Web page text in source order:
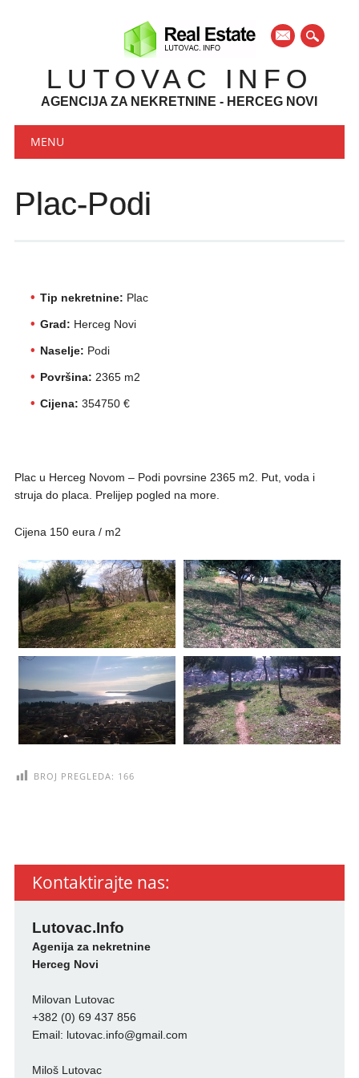
mail
LUTOVAC INFO
AGENCIJA ZA NEKRETNINE - HERCEG NOVI
Main menu
MENU
Plac-Podi
Tip nekretnine: Plac
Grad: Herceg Novi
Naselje: Podi
Površina: 2365 m2
Cijena: 354750 €
Plac u Herceg Novom – Podi povrsine 2365 m2. Put, voda i
struja do placa. Prelijep pogled na more.
Cijena 150 eura / m2
BROJ PREGLEDA: 166
Kontaktirajte nas:
Lutovac.Info
Agenija za nekretnine
Herceg Novi
Milovan Lutovac
+382 (0) 69 437 856
Email: lutovac.info@gmail.com
Miloš Lutovac